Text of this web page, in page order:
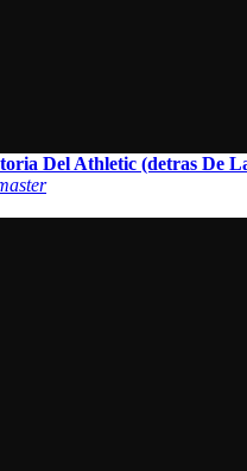
Del Athletic (detras De